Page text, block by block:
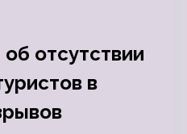
отсутствии
в